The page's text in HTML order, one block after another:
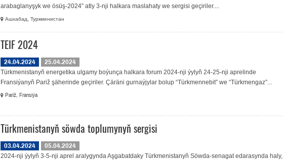
arabaglanyşyk we ösüş-2024” atly 3-nji halkara maslahaty we sergisi geçiriler....
Ашхабад, Туркменистан
TEIF 2024
24.04.2024
25.04.2024
Türkmenistanyň energetika ulgamy boýunça halkara forum 2024-nji ýylyň 24-25-nji aprelinde
Fransiýanyň Pariž şäherinde geçiriler. Çäräni gurnaýjylar bolup “Türkmennebit” we “Türkmengaz”...
Pariž, Fransiýa
Türkmenistanyň söwda toplumynyň sergisi
03.04.2024
05.04.2024
2024-nji ýylyň 3-5-nji aprel aralygynda Aşgabatdaky Türkmenistanyň Söwda-senagat edarasynda haly,